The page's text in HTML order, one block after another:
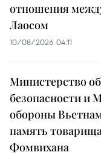
отношения
Лаосом
10/08/2026 04:11
Министерство
безопасности и
обороны
память
Фомвихана